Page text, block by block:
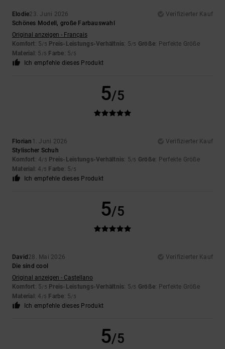
Elodie23. Juni 2026
Verifizierter Kauf
Schönes Modell, große Farbauswahl
Original anzeigen - Français
Komfort: 5/5 Preis-Leistungs-Verhältnis: 5/5 Größe: Perfekte Größe
Material : 5 /5 Farbe: 5/5
Ich empfehle dieses Produkt
5/5
Florian 1. Juni 2026
Verifizierter Kauf
Stylischer Schuh
Komfort: 4/5 Preis-Leistungs-Verhältnis: 5/5 Größe: Perfekte Größe
Material : 4 /5 Farbe: 5/5
Ich empfehle dieses Produkt
5/5
David 28. Mai 2026
Verifizierter Kauf
Die sind cool
Original anzeigen - Castellano
Komfort: 5/5 Preis-Leistungs-Verhältnis: 5/5 Größe: Perfekte Größe
Material : 4 /5 Farbe: 5/5
Ich empfehle dieses Produkt
5/5